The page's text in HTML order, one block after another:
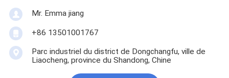
Mr. Emma jiang
+86 13501001767
Parc industriel du district de Dongchangfu, ville de
Liaocheng, province du Shandong, Chine